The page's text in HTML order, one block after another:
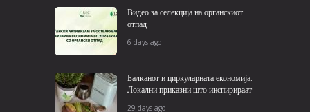
Видео за селекција на органскиот
отпад
6 days ago
Балканот и циркуларната економија:
Локални приказни што инспирираат
29 days ago